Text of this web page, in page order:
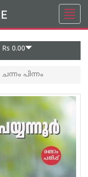
Rs 0.00
ചന്നം പിന്നം